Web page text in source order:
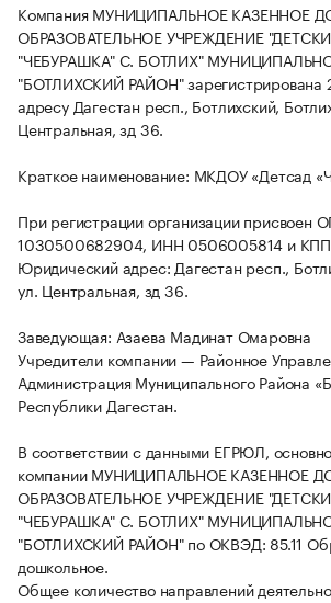
Компания МУНИЦИПАЛЬНОЕ КАЗЕННОЕ
ОБРАЗОВАТЕЛЬНОЕ УЧРЕЖДЕНИЕ
"ЧЕБУРАШКА" С. БОТЛИХ"
"БОТЛИХСКИЙ РАЙОН" зарегистрирована
адресу Дагестан респ., Ботлихский,
Центральная, зд 36.
Краткое наименование: МКДОУ «Детсад
При регистрации организации присвоен
1030500682904, ИНН 0506005814 и
Юридический адрес: Дагестан респ.,
ул. Центральная, зд 36.
Заведующая: Азаева Мадинат Омаровна
Учредители компании — Районное
Администрация Муниципального Района
Республики Дагестан.
В соответствии с данными ЕГРЮЛ,
компании МУНИЦИПАЛЬНОЕ КАЗЕННОЕ
ОБРАЗОВАТЕЛЬНОЕ УЧРЕЖДЕНИЕ
"ЧЕБУРАШКА" С. БОТЛИХ"
"БОТЛИХСКИЙ РАЙОН" по ОКВЭД: 85.11
дошкольное.
Общее количество направлений